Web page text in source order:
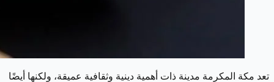
تعد مكة المكرمة مدينة ذات أهمية دينية وثقافية عميقة، ولكنها أيضًا